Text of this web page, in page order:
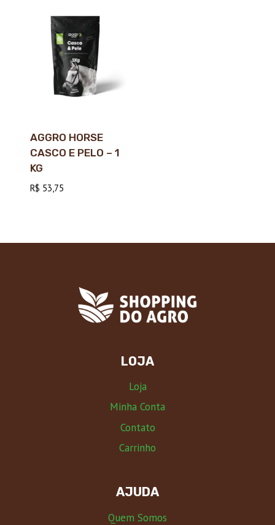
AGGRO HORSE
CASCO E PELO – 1
KG
R$ 53,75
LOJA
Loja
Minha Conta
Contato
Carrinho
AJUDA
Quem Somos